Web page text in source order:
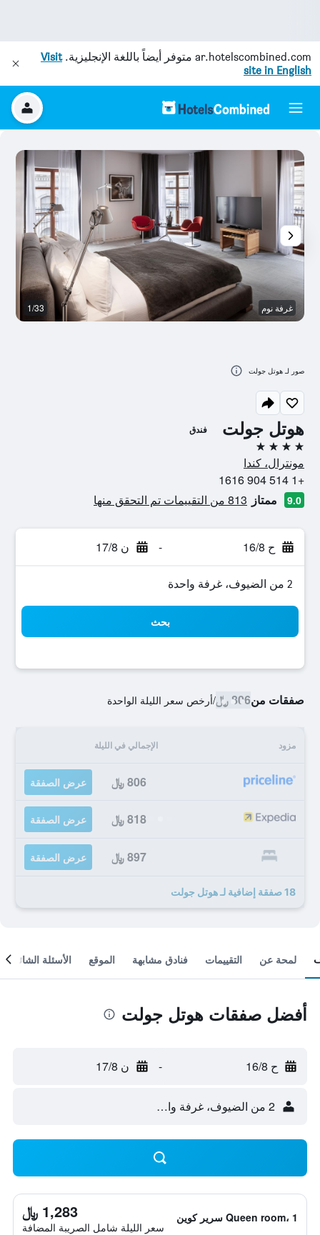
ar.hotelscombined.com متوفر أيضاً باللغة الإنجليزية.Visit
site in English
هوتل جولت فندق
4 نجوم
مونترال، كندا
+1 514 904 1616
9.0 ممتاز 813 من التقييمات تم التحقق منها
ح 16/8 - ن 17/8
2 من الضيوف، غرفة واحدة
بحث
صفقات من806 ﷼ /أرخص سعر الليلة الواحدة
مزود الإجمالي في الليلة
806 ﷼ عرض الصفقة
818 ﷼ عرض الصفقة
897 ﷼ عرض الصفقة
18 صفقة إضافية لـ هوتل جولت
غرفة نوم 1/33
صور لـ هوتل جولت
لمحة عن التقييمات فنادق مشابهة الموقع الأسئلة الشائعة
أفضل صفقات هوتل جولت
ح 16/8 - ن 17/8
2 من الضيوف، غرفة واحدة
Queen room، 1 سرير كوين 1,283 ﷼
سعر الليلة شامل الصريبة المضافة